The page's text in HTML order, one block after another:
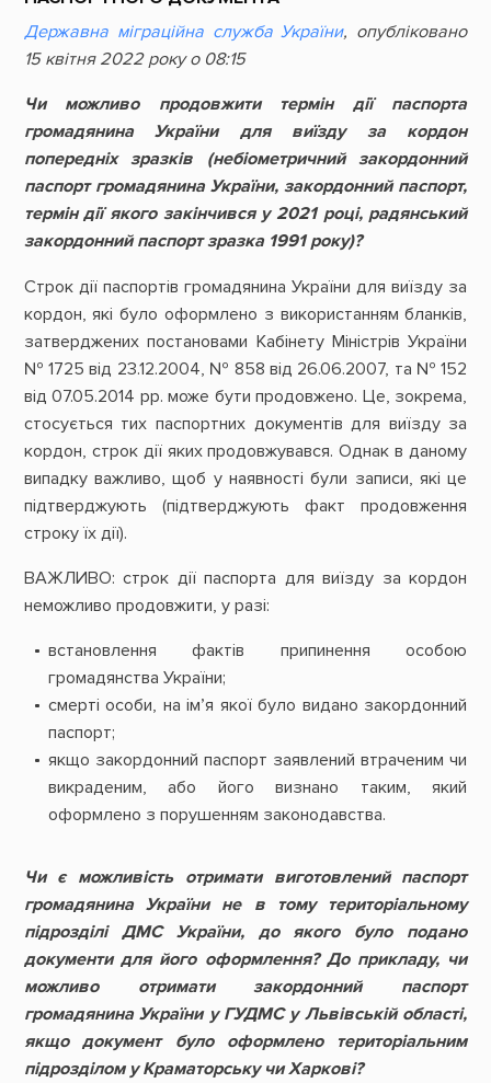
Державна міграційна служба України, опубліковано
15 квітня 2022 року о 08:15
Чи можливо продовжити термін дії паспорта
громадянина України для виїзду за кордон
попередніх зразків (небіометричний закордонний
паспорт громадянина України, закордонний паспорт,
термін дії якого закінчився у 2021 році, радянський
закордонний паспорт зразка 1991 року)?
Строк дії паспортів громадянина України для виїзду за
кордон, які було оформлено з використанням бланків,
затверджених постановами Кабінету Міністрів України
№ 1725 від 23.12.2004, № 858 від 26.06.2007, та № 152
від 07.05.2014 рр. може бути продовжено. Це, зокрема,
стосується тих паспортних документів для виїзду за
кордон, строк дії яких продовжувався. Однак в даному
випадку важливо, щоб у наявності були записи, які це
підтверджують (підтверджують факт продовження
строку їх дії).
ВАЖЛИВО: строк дії паспорта для виїзду за кордон
неможливо продовжити, у разі:
встановлення фактів припинення особою
громадянства України;
смерті особи, на ім’я якої було видано закордонний
паспорт;
якщо закордонний паспорт заявлений втраченим чи
викраденим, або його визнано таким, який
оформлено з порушенням законодавства.
Чи є можливість отримати виготовлений паспорт
громадянина України не в тому територіальному
підрозділі ДМС України, до якого було подано
документи для його оформлення? До прикладу, чи
можливо отримати закордонний паспорт
громадянина України у ГУДМС у Львівській області,
якщо документ було оформлено територіальним
підрозділом у Краматорську чи Харкові?